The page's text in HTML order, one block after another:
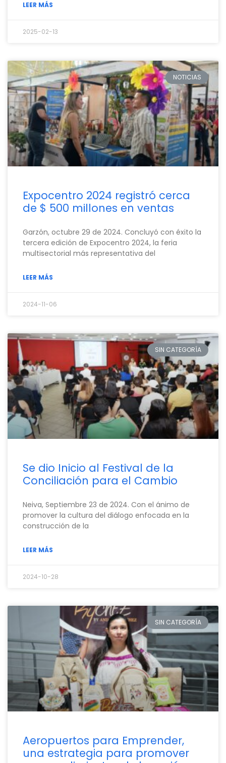
LEER MÁS
2025-02-13
NOTICIAS
Expocentro 2024 registró cerca
de $ 500 millones en ventas
Garzón, octubre 29 de 2024. Concluyó con éxito la
tercera edición de Expocentro 2024, la feria
multisectorial más representativa del
LEER MÁS
2024-11-06
SIN CATEGORÍA
Se dio Inicio al Festival de la
Conciliación para el Cambio
Neiva, Septiembre 23 de 2024. Con el ánimo de
promover la cultura del diálogo enfocada en la
construcción de la
LEER MÁS
2024-10-28
SIN CATEGORÍA
Aeropuertos para Emprender,
una estrategia para promover